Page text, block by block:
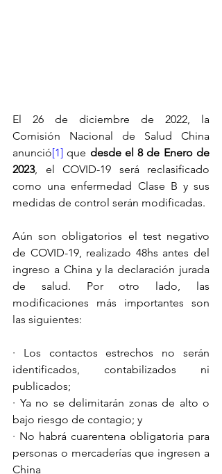
El 26 de diciembre de 2022, la
Comisión Nacional de Salud China
anunció[1] que desde el 8 de Enero de
2023, el COVID-19 será reclasificado
como una enfermedad Clase B y sus
medidas de control serán modificadas.
Aún son obligatorios el test negativo
de COVID-19, realizado 48hs antes del
ingreso a China y la declaración jurada
de salud. Por otro lado, las
modificaciones más importantes son
las siguientes:
· Los contactos estrechos no serán
identificados, contabilizados ni
publicados;
· Ya no se delimitarán zonas de alto o
bajo riesgo de contagio; y
· No habrá cuarentena obligatoria para
personas o mercaderías que ingresen a
China